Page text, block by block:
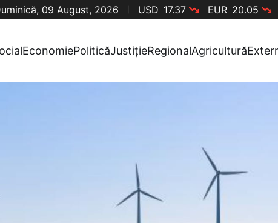
09 August, 2026 USD 17.37 EUR 20.05
EconomiePoliticăJustițieRegionalAgricultură